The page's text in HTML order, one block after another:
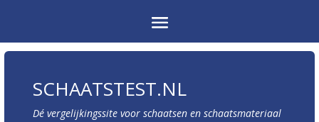
SCHAATSTEST.NL
Dé vergelijkingssite voor schaatsen en schaatsmateriaal